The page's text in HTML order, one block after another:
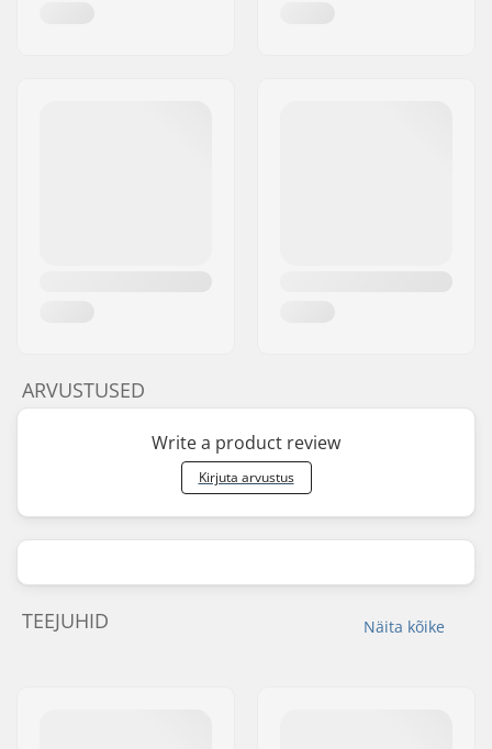
ARVUSTUSED
Write a product review
Kirjuta arvustus
Näita kõike
TEEJUHID